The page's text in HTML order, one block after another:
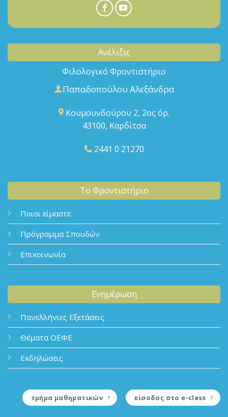
Ανέλιξις
Φιλολογικό Φροντιστήριο
Παπαδοπούλου Αλεξάνδρα
Κουμουνδούρου 2, 2ος όρ.
43100, Καρδίτσα
2441 0 21270
Το Φροντιστήριο
Ποιοι είμαστε
Πρόγραμμα Σπουδών
Επικοινωνία
Ενημέρωση
Πανελλήνιες Εξετάσεις
Θέματα ΟΕΦΕ
Εκδηλώσεις
τμήμα μαθηματικών είσοδος στο e-class